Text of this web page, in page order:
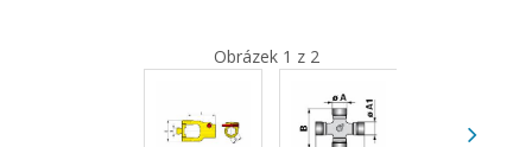
Obrázek 1 z 2